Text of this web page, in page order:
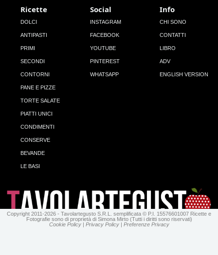
Ricette
DOLCI
ANTIPASTI
PRIMI
SECONDI
CONTORNI
PANE E PIZZE
TORTE SALATE
PIATTI UNICI
CONDIMENTI
CONSERVE
BEVANDE
LE BASI
Social
INSTAGRAM
FACEBOOK
YOUTUBE
PINTEREST
WHATSAPP
Info
CHI SONO
CONTATTI
LIBRO
ADV
ENGLISH VERSION
Copyright 2011-2026 - Tavolartegusto S.R.L. semplificata © P.I. 15576601007 Ricette e
Fotografie sono di proprietà di Simona Mirto (Tutti i diritti sono riservati)
Cookie Policy| Privacy Policy| Preferenze Privacy